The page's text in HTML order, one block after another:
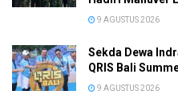
9 AGUSTUS 2026
Sekda Dewa
QRIS Bali
9 AGUSTUS 2026